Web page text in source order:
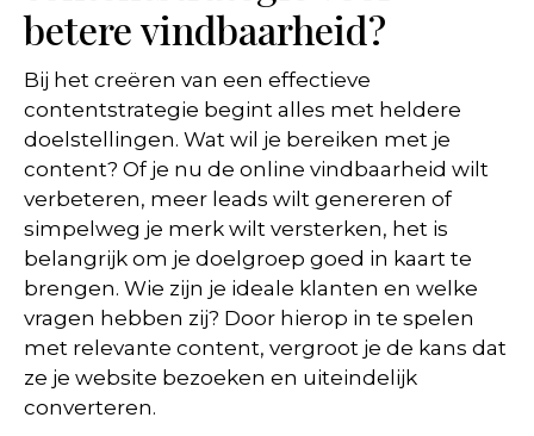
betere vindbaarheid?
Bij het creëren van een effectieve
contentstrategie begint alles met heldere
doelstellingen. Wat wil je bereiken met je
content? Of je nu de online vindbaarheid wilt
verbeteren, meer leads wilt genereren of
simpelweg je merk wilt versterken, het is
belangrijk om je doelgroep goed in kaart te
brengen. Wie zijn je ideale klanten en welke
vragen hebben zij? Door hierop in te spelen
met relevante content, vergroot je de kans dat
ze je website bezoeken en uiteindelijk
converteren.